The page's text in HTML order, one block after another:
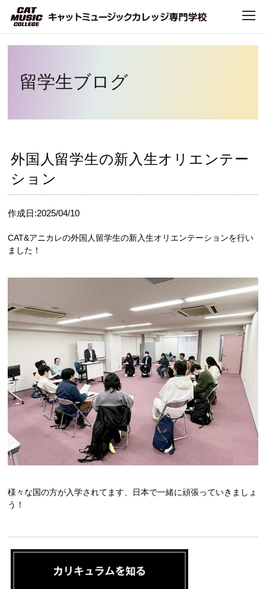
CATについて
学科・コース
デビュー・就職
キャンパスライフ
オープンキャンパス
アクセス
資料請求
高校生の方へ
大学・短大・社会人の方へ
人材発掘担当の方へ
留学生ブログ
外国人留学生の新入生オリエンテー
ション
作成日:2025/04/10
CAT&アニカレの外国人留学生の新入生オリエンテーションを行い
ました！
様々な国の方が入学されてます、日本で一緒に頑張っていきましょ
う！